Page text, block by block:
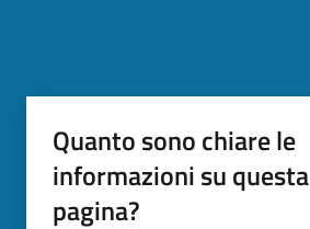
Quanto sono chiare le
informazioni su questa
pagina?